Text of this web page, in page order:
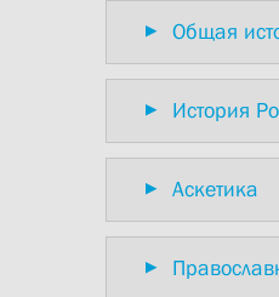
Общая
История
Аскетика